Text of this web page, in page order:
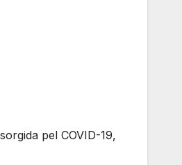
pel COVID-19,